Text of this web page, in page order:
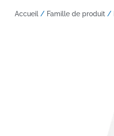
Accueil / Famille de produit /